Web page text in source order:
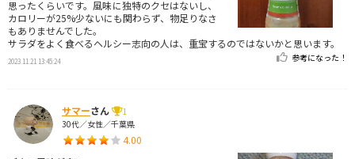
思ったくらいです。風味に独特のクセはないし、
カロリーが25%少ないにも関わらず、物足りなさ
もありませんでした。
サラダをよく食べるヘルシー志向の人は、重宝するのではないかと思います。
2023.11.21 13:45:24 参考になった！
サマーさん
1
30代／女性／千葉県
4.00